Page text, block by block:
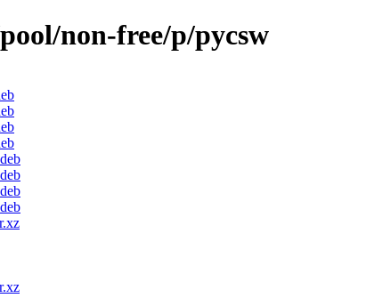
non-free/p/pycsw